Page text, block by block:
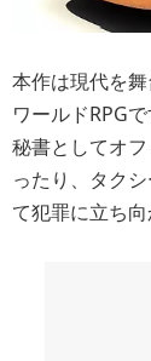
本作は現代を
ワールドRPG
秘書としてオ
ったり、タク
て犯罪に立ち向